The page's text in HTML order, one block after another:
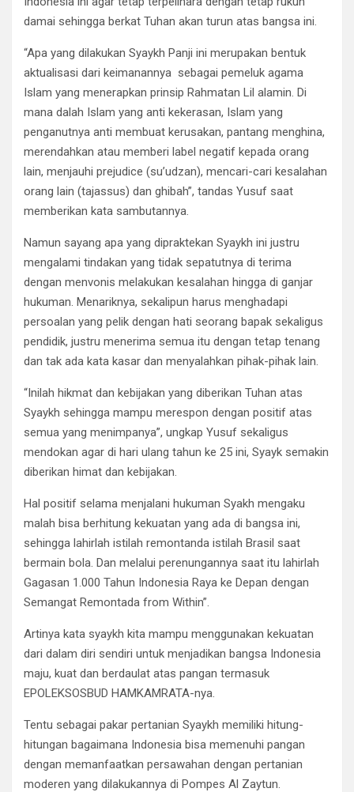
damai sehingga berkat Tuhan akan turun atas bangsa ini.
“Apa yang dilakukan Syaykh Panji ini merupakan bentuk
aktualisasi dari keimanannya sebagai pemeluk agama
Islam yang menerapkan prinsip Rahmatan Lil alamin. Di
mana dalah Islam yang anti kekerasan, Islam yang
penganutnya anti membuat kerusakan, pantang menghina,
merendahkan atau memberi label negatif kepada orang
lain, menjauhi prejudice (su’udzan), mencari-cari kesalahan
orang lain (tajassus) dan ghibah”, tandas Yusuf saat
memberikan kata sambutannya.
Namun sayang apa yang dipraktekan Syaykh ini justru
mengalami tindakan yang tidak sepatutnya di terima
dengan menvonis melakukan kesalahan hingga di ganjar
hukuman. Menariknya, sekalipun harus menghadapi
persoalan yang pelik dengan hati seorang bapak sekaligus
pendidik, justru menerima semua itu dengan tetap tenang
dan tak ada kata kasar dan menyalahkan pihak-pihak lain.
“Inilah hikmat dan kebijakan yang diberikan Tuhan atas
Syaykh sehingga mampu merespon dengan positif atas
semua yang menimpanya”, ungkap Yusuf sekaligus
mendokan agar di hari ulang tahun ke 25 ini, Syayk semakin
diberikan himat dan kebijakan.
Hal positif selama menjalani hukuman Syakh mengaku
malah bisa berhitung kekuatan yang ada di bangsa ini,
sehingga lahirlah istilah remontanda istilah Brasil saat
bermain bola. Dan melalui perenungannya saat itu lahirlah
Gagasan 1.000 Tahun Indonesia Raya ke Depan dengan
Semangat Remontada from Within”.
Artinya kata syaykh kita mampu menggunakan kekuatan
dari dalam diri sendiri untuk menjadikan bangsa Indonesia
maju, kuat dan berdaulat atas pangan termasuk
EPOLEKSOSBUD HAMKAMRATA-nya.
Tentu sebagai pakar pertanian Syaykh memiliki hitung-
hitungan bagaimana Indonesia bisa memenuhi pangan
dengan memanfaatkan persawahan dengan pertanian
moderen yang dilakukannya di Pompes Al Zaytun.